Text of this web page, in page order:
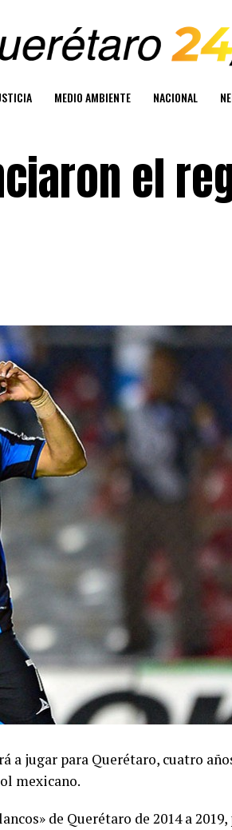
MEDIO AMBIENTE NACIONAL
el
jugar para Querétaro, cuatro
mexicano.
de Querétaro de 2014 a